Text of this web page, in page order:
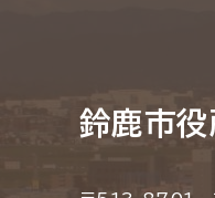
鈴鹿市役